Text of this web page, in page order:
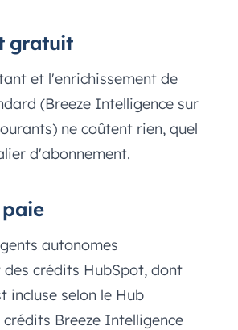
gratuit
et l'enrichissement de
(Breeze Intelligence sur
ne coûtent rien, quel
d'abonnement.
paie
autonomes
des crédits HubSpot, dont
incluse selon le Hub
crédits Breeze Intelligence